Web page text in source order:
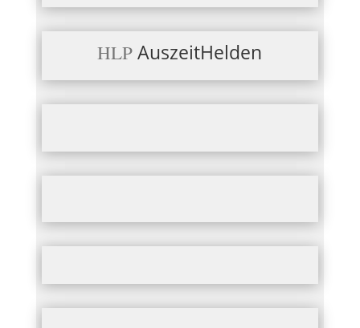
HLP AuszeitHelden